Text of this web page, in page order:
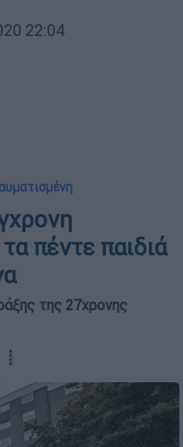
22:04
πέντε παιδιά
της 27χρονης
┋